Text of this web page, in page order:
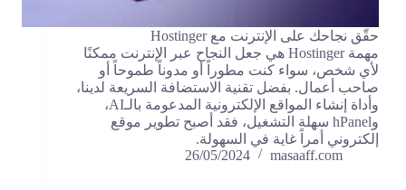
حقّق نجاحك على الإنترنت مع Hostinger
مهمة Hostinger هي جعل النجاح عبر الإنترنت ممكنًا
لأي شخص، سواء كنت مطوراً أو مدوناً طموحاً أو
صاحب أعمال. بفضل تقنية الاستضافة السريعة لدينا،
وأداة إنشاء المواقع الإلكترونية المدعومة بالـAI،
وhPanel سهلة التشغيل، فقد أصبح تطوير موقع
إلكتروني أمراً غاية في السهولة.
masaaff.com
26/05/2024